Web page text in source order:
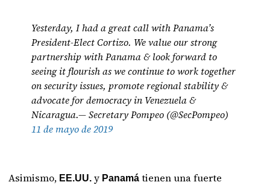
Yesterday, I had a great call with Panama’s
President-Elect Cortizo. We value our strong
partnership with Panama & look forward to
seeing it flourish as we continue to work together
on security issues, promote regional stability &
advocate for democracy in Venezuela &
Nicaragua.— Secretary Pompeo (@SecPompeo)
11 de mayo de 2019
Asimismo, EE.UU. y Panamá tienen una fuerte